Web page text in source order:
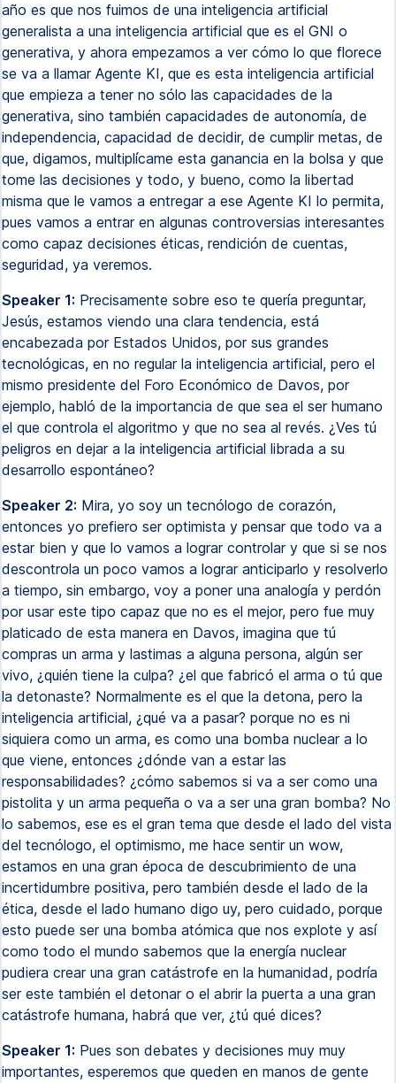
año es que nos fuimos de una inteligencia artificial
generalista a una inteligencia artificial que es el GNI o
generativa, y ahora empezamos a ver cómo lo que florece
se va a llamar Agente KI, que es esta inteligencia artificial
que empieza a tener no sólo las capacidades de la
generativa, sino también capacidades de autonomía, de
independencia, capacidad de decidir, de cumplir metas, de
que, digamos, multiplícame esta ganancia en la bolsa y que
tome las decisiones y todo, y bueno, como la libertad
misma que le vamos a entregar a ese Agente KI lo permita,
pues vamos a entrar en algunas controversias interesantes
como capaz decisiones éticas, rendición de cuentas,
seguridad, ya veremos.
Speaker 1: Precisamente sobre eso te quería preguntar,
Jesús, estamos viendo una clara tendencia, está
encabezada por Estados Unidos, por sus grandes
tecnológicas, en no regular la inteligencia artificial, pero el
mismo presidente del Foro Económico de Davos, por
ejemplo, habló de la importancia de que sea el ser humano
el que controla el algoritmo y que no sea al revés. ¿Ves tú
peligros en dejar a la inteligencia artificial librada a su
desarrollo espontáneo?
Speaker 2: Mira, yo soy un tecnólogo de corazón,
entonces yo prefiero ser optimista y pensar que todo va a
estar bien y que lo vamos a lograr controlar y que si se nos
descontrola un poco vamos a lograr anticiparlo y resolverlo
a tiempo, sin embargo, voy a poner una analogía y perdón
por usar este tipo capaz que no es el mejor, pero fue muy
platicado de esta manera en Davos, imagina que tú
compras un arma y lastimas a alguna persona, algún ser
vivo, ¿quién tiene la culpa? ¿el que fabricó el arma o tú que
la detonaste? Normalmente es el que la detona, pero la
inteligencia artificial, ¿qué va a pasar? porque no es ni
siquiera como un arma, es como una bomba nuclear a lo
que viene, entonces ¿dónde van a estar las
responsabilidades? ¿cómo sabemos si va a ser como una
pistolita y un arma pequeña o va a ser una gran bomba? No
lo sabemos, ese es el gran tema que desde el lado del vista
del tecnólogo, el optimismo, me hace sentir un wow,
estamos en una gran época de descubrimiento de una
incertidumbre positiva, pero también desde el lado de la
ética, desde el lado humano digo uy, pero cuidado, porque
esto puede ser una bomba atómica que nos explote y así
como todo el mundo sabemos que la energía nuclear
pudiera crear una gran catástrofe en la humanidad, podría
ser este también el detonar o el abrir la puerta a una gran
catástrofe humana, habrá que ver, ¿tú qué dices?
Speaker 1: Pues son debates y decisiones muy muy
importantes, esperemos que queden en manos de gente